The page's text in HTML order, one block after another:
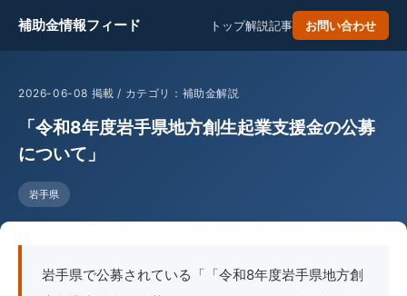
補助金情報フィード トップ解説記事 お問い合わせ
2026-06-08 掲載 / カテゴリ：補助金解説
「令和8年度岩手県地方創生起業支援金の公募
について」
岩手県
岩手県で公募されている「「令和8年度岩手県地方創